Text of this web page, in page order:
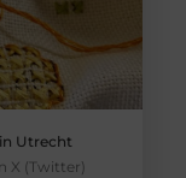
Utrecht
X (Twitter)